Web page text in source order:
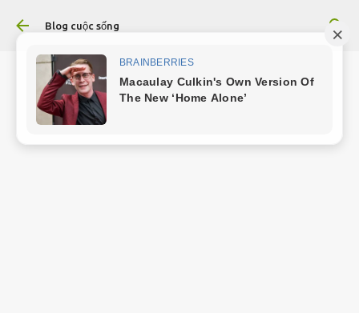
Chuyển đến nội dung chính
Blog cuộc sống